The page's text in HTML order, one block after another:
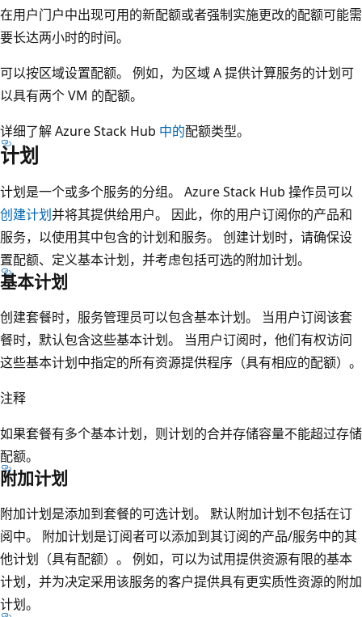
在用户门户中出现可用的新配额或者强制实施更改的配额可能需
要长达两小时的时间。
可以按区域设置配额。 例如，为区域 A 提供计算服务的计划可
以具有两个 VM 的配额。
详细了解 Azure Stack Hub 中的配额类型。
计划
计划是一个或多个服务的分组。 Azure Stack Hub 操作员可以
创建计划并将其提供给用户。 因此，你的用户订阅你的产品和
服务，以使用其中包含的计划和服务。 创建计划时，请确保设
置配额、定义基本计划，并考虑包括可选的附加计划。
基本计划
创建套餐时，服务管理员可以包含基本计划。 当用户订阅该套
餐时，默认包含这些基本计划。 当用户订阅时，他们有权访问
这些基本计划中指定的所有资源提供程序（具有相应的配额）。
注释
如果套餐有多个基本计划，则计划的合并存储容量不能超过存储
配额。
附加计划
附加计划是添加到套餐的可选计划。 默认附加计划不包括在订
阅中。 附加计划是订阅者可以添加到其订阅的产品/服务中的其
他计划（具有配额）。 例如，可以为试用提供资源有限的基本
计划，并为决定采用该服务的客户提供具有更实质性资源的附加
计划。